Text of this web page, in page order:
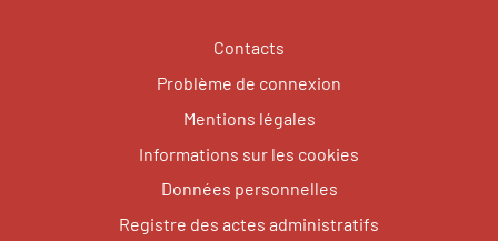
Contacts
Problème de connexion
Mentions légales
Informations sur les cookies
Données personnelles
Registre des actes administratifs